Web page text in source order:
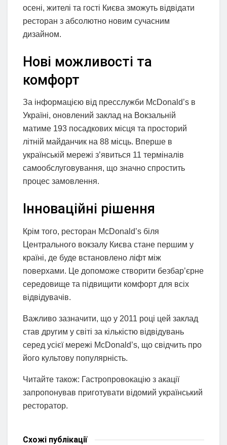
осені, жителі та гості Києва зможуть відвідати
ресторан з абсолютно новим сучасним
дизайном.
Нові можливості та
комфорт
За інформацією від пресслужби McDonald’s в
Україні, оновлений заклад на Вокзальній
матиме 193 посадкових місця та просторий
літній майданчик на 88 місць. Вперше в
українській мережі з’явиться 11 терміналів
самообслуговування, що значно спростить
процес замовлення.
Інноваційні рішення
Крім того, ресторан McDonald’s біля
Центрального вокзалу Києва стане першим у
країні, де буде встановлено ліфт між
поверхами. Це допоможе створити безбар’єрне
середовище та підвищити комфорт для всіх
відвідувачів.
Важливо зазначити, що у 2011 році цей заклад
став другим у світі за кількістю відвідувань
серед усієї мережі McDonald’s, що свідчить про
його культову популярність.
Читайте також: Гастропровокацію з акації
запропонував приготувати відомий український
ресторатор.
Схожі публікації